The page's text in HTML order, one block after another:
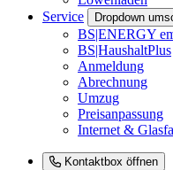
Service
Dropdown
BS|ENERGY
BS|HaushaltPlus
Anmeldung
Abrechnung
Umzug
Preisanpassung
Internet &
Kontaktbox öffnen